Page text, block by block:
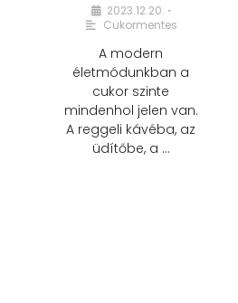
2023.12.20. •
Cukormentes
A modern
életmódunkban a
cukor szinte
mindenhol jelen van.
A reggeli kávéba, az
üdítőbe, a …